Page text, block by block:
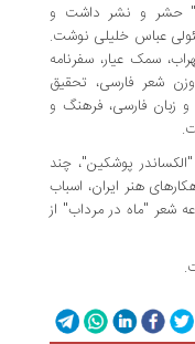
حشر و نشر داشت و
عباس خلیلی نوشت.
سمک عیار، سفرنامه
شعر فارسی، تحقیق
زبان فارسی، فرهنگ و
"الکساندر پوشکین"، چند
هنر ایران، اسباب
شعر "ماه در مرداب" از